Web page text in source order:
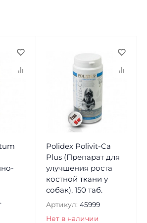
Polidex Polivit-Ca
Plus (Препарат для
улучшения роста
костной ткани у
собак), 150 таб.
Артикул: 45999
Нет в наличии